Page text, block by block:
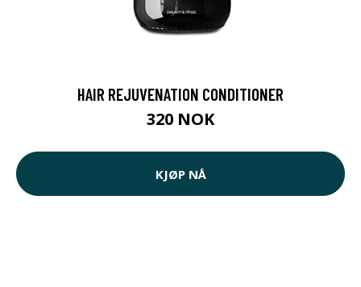
HAIR REJUVENATION CONDITIONER
320 NOK
KJØP NÅ